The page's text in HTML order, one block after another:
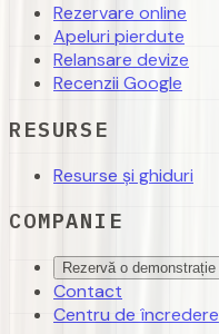
Rezervare online
Apeluri pierdute
Relansare devize
Recenzii Google
RESURSE
Resurse și ghiduri
COMPANIE
Rezervă o demonstrație
Contact
Centru de încredere